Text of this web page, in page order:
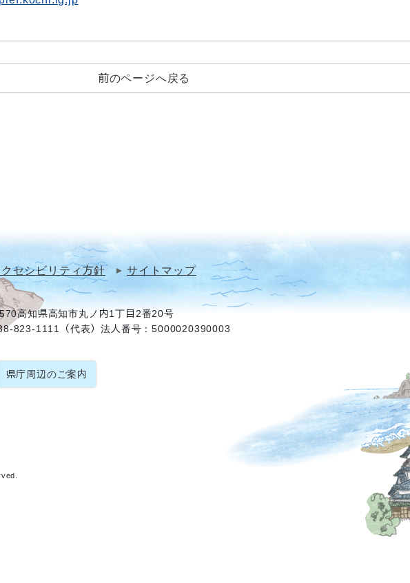
前のページへ戻る
セシビリティ方針 サイトマップ
高知県高知市丸ノ内1丁目2番20号
823-1111（代表）法人番号：5000020390003
県庁周辺のご案内